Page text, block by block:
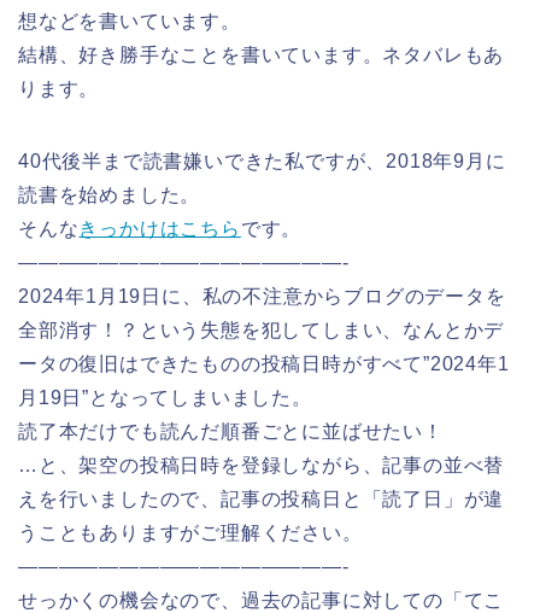
想などを書いています。
結構、好き勝手なことを書いています。ネタバレもあ
ります。
40代後半まで読書嫌いできた私ですが、2018年9月に
読書を始めました。
そんなきっかけはこちら です。
————————————————-
2024年1月19日に、私の不注意からブログのデータを
全部消す！？という失態を犯してしまい、なんとかデ
ータの復旧はできたものの投稿日時がすべて”2024年1
月19日”となってしまいました。
読了本だけでも読んだ順番ごとに並ばせたい！
…と、架空の投稿日時を登録しながら、記事の並べ替
えを行いましたので、記事の投稿日と「読了日」が違
うこともありますがご理解ください。
————————————————-
せっかくの機会なので、過去の記事に対しての「てこ